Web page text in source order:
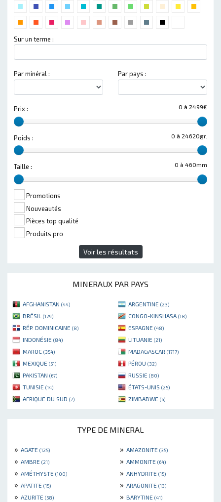
Sur un terme :
Par minéral : Par pays :
0 à 2499€
Prix :
0 à 24620gr.
Poids :
0 à 460mm
Taille :
Promotions
Nouveautés
Pièces top qualité
Produits pro
Voir les résultats
MINERAUX PAR PAYS
AFGHANISTAN (44) ARGENTINE (23)
BRÉSIL (129) CONGO-KINSHASA (18)
RÉP. DOMINICAINE (8) ESPAGNE (48)
INDONÉSIE (84) LITUANIE (21)
MAROC (354) MADAGASCAR (1717)
MEXIQUE (51) PÉROU (32)
PAKISTAN (67) RUSSIE (80)
TUNISIE (14) ÉTATS-UNIS (25)
AFRIQUE DU SUD (7) ZIMBABWE (6)
TYPE DE MINERAL
» AGATE (125) » AMAZONITE (35)
» AMBRE (21) » AMMONITE (64)
» AMÉTHYSTE (100) » ANHYDRITE (15)
» APATITE (15) » ARAGONITE (13)
» AZURITE (58) » BARYTINE (41)